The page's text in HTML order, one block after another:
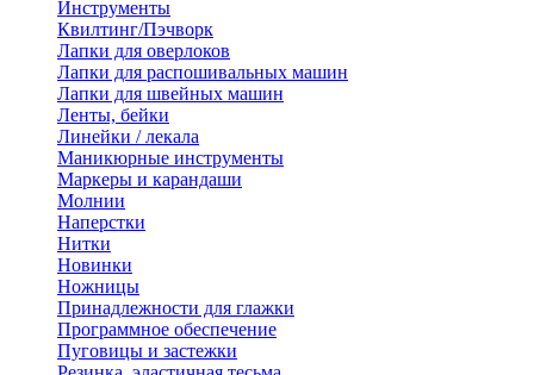
Инструменты
Квилтинг/Пэчворк
Лапки для оверлоков
Лапки для распошивальных машин
Лапки для швейных машин
Ленты, бейки
Линейки / лекала
Маникюрные инструменты
Маркеры и карандаши
Молнии
Наперстки
Нитки
Новинки
Ножницы
Принадлежности для глажки
Программное обеспечение
Пуговицы и застежки